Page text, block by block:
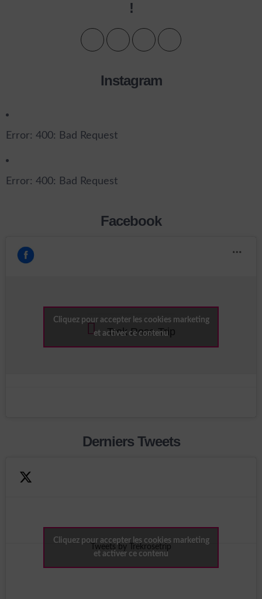
!
Instagram
Error: 400: Bad Request
Error: 400: Bad Request
Facebook
Trek Rose Trip
Cliquez pour accepter les cookies marketing
et activer ce contenu
Derniers Tweets
Tweets by Trekrosetrip
Cliquez pour accepter les cookies marketing
et activer ce contenu